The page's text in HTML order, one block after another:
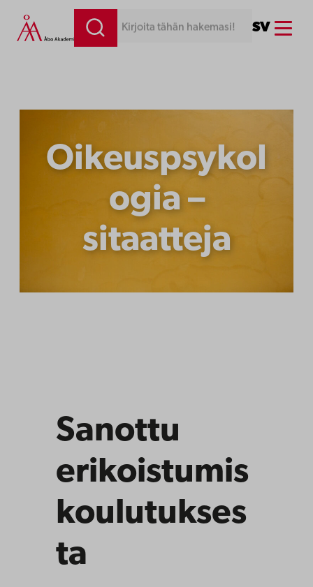
Siirry
sisältöön
Kirjoita tähän hakemasi! SV Menu
Oikeuspsykol
ogia –
sitaatteja
Sanottu
erikoistumis
koulutukses
ta